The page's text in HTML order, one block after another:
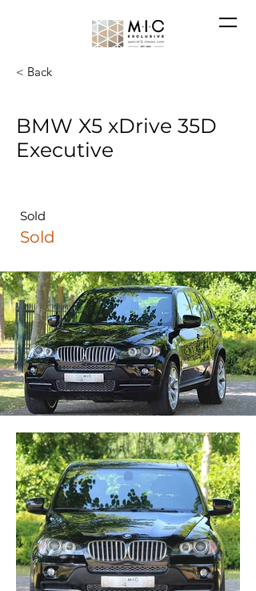
< Back
BMW X5 xDrive 35D
Executive
Sold
Sold